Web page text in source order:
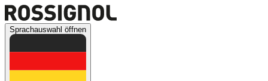
Sprachauswahl öffnen